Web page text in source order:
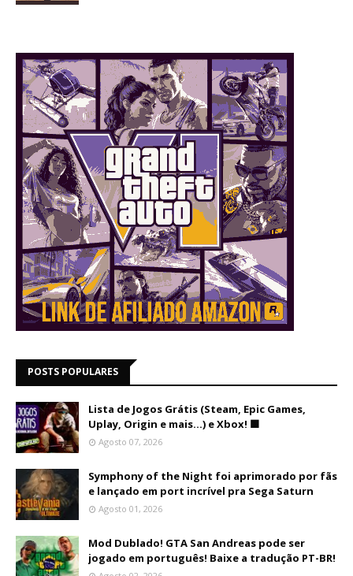
POSTS POPULARES
Lista de Jogos Grátis (Steam, Epic Games,
Uplay, Origin e mais...) e Xbox! 🟩
Agosto 07, 2026
Symphony of the Night foi aprimorado por fãs
e lançado em port incrível pra Sega Saturn
Agosto 01, 2026
Mod Dublado! GTA San Andreas pode ser
jogado em português! Baixe a tradução PT-BR!